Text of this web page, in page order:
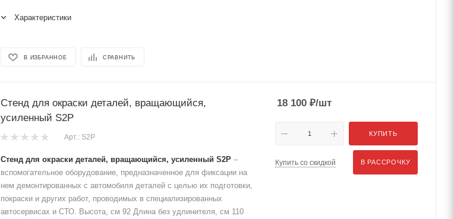
Характеристики
В ИЗБРАННОЕ СРАВНИТЬ
Стенд для окраски деталей, вращающийся,
усиленный S2P
Арт.: S2P
Стенд для окраски деталей, вращающийся, усиленный S2P –
вспомогательное оборудование, предназначенное для фиксации на
нем демонтированных с автомобиля деталей с целью их подготовки,
покраски и других работ, проводимых в специализированных
автосервисах и СТО. Высота, см 92 Длина без удлинителя, см 110
18 100 ₽/шт
КУПИТЬ
Купить со скидкой В РАССРОЧКУ